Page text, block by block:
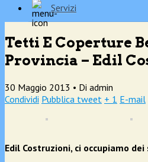
Servizi
Tetti E Coperture
Provincia – Edil
30 Maggio 2013 • Di admin
Condividi Pubblica tweet + 1 E-mail
Edil Costruzioni, ci occupiamo dei